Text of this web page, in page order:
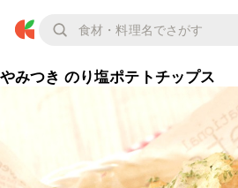
やみつき のり塩ポテトチップス